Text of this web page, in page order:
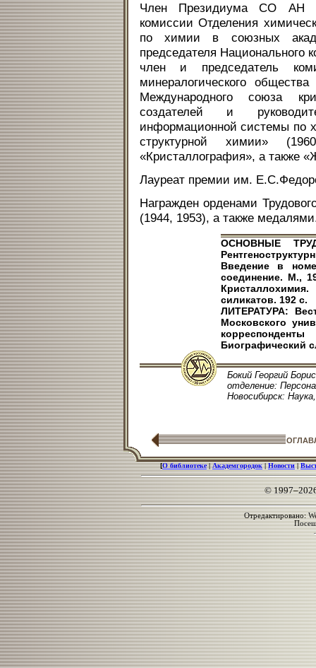
Член Президиума СО АН
комиссии Отделения
по химии в союзных
председателя Национального
член и председатель
минералогического
Международного союза
создателей и
информационной системы по
структурной химии»
«Кристаллография», а также
Лауреат премии им.
Награжден орденами
(1944, 1953), а также
ОСНОВНЫЕ
Введение в
соединение. М.,
силикатов. 192 с.
ЛИТЕРАТУРА:
Московского
Биографический
Бокий Георгий
отделение:
Новосибирск:
[О библиотеке|Академгородок|Новости|
©
Отредактировано: